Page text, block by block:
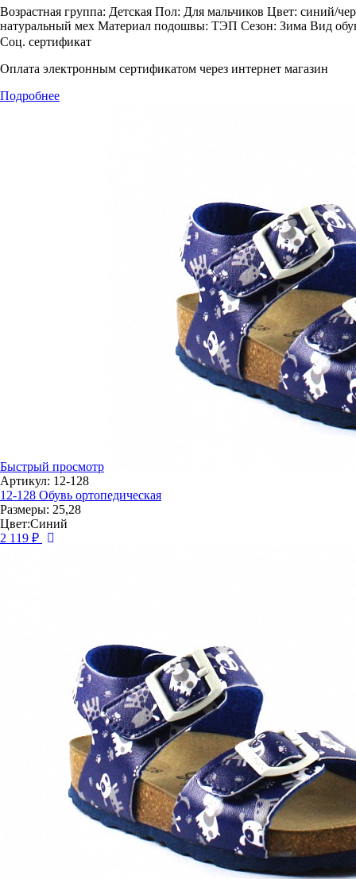
Возрастная группа: Детская Пол: Для мальчиков Цвет: синий/
натуральный мех Материал подошвы: ТЭП Сезон: Зима Вид
Соц. сертификат
Оплата электронным сертификатом через интернет магазин
Подробнее
Быстрый просмотр
Артикул: 12-128
12-128 Обувь ортопедическая
Размеры: 25,28
Цвет:Синий
2 119 ₽